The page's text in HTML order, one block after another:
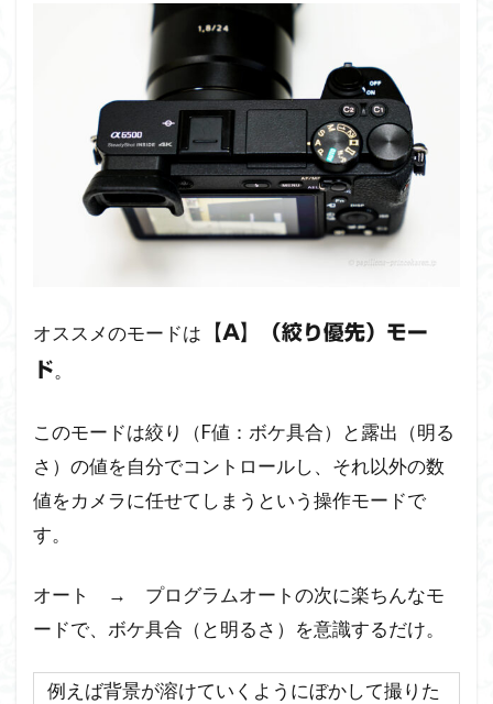
ード
2.1
異な
定を
ダイ
に登
て使
け
オススメのモードは 【A】（絞り優先）モー
ド。
このモードは絞り（F値：ボケ具合）と露出（明る
さ）の値を自分でコントロールし、それ以外の数
値をカメラに任せてしまうという操作モードで
す。
オート → プログラムオートの次に楽ちんなモ
ードで、ボケ具合（と明るさ）を意識するだけ。
例えば背景が溶けていくようにぼかして撮りた